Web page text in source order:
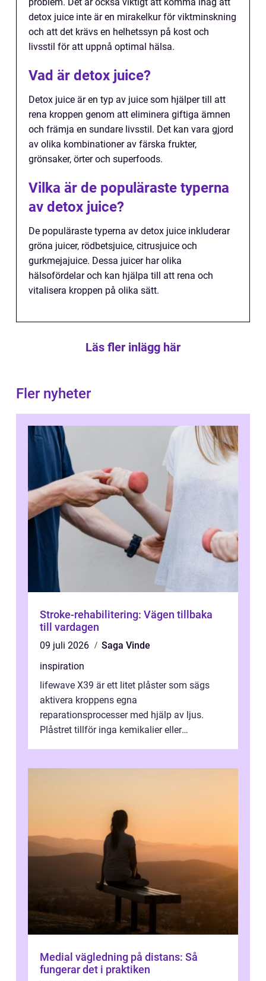
problem. Det är också viktigt att komma ihåg att
detox juice inte är en mirakelkur för viktminskning
och att det krävs en helhetssyn på kost och
livsstil för att uppnå optimal hälsa.
Vad är detox juice?
Detox juice är en typ av juice som hjälper till att
rena kroppen genom att eliminera giftiga ämnen
och främja en sundare livsstil. Det kan vara gjord
av olika kombinationer av färska frukter,
grönsaker, örter och superfoods.
Vilka är de populäraste typerna
av detox juice?
De populäraste typerna av detox juice inkluderar
gröna juicer, rödbetsjuice, citrusjuice och
gurkmejajuice. Dessa juicer har olika
hälsofördelar och kan hjälpa till att rena och
vitalisera kroppen på olika sätt.
Läs fler inlägg här
Fler nyheter
Stroke-rehabilitering: Vägen tillbaka
till vardagen
09 juli 2026
Saga Vinde
inspiration
lifewave X39 är ett litet plåster som sägs
aktivera kroppens egna
reparationsprocesser med hjälp av ljus.
Plåstret tillför inga kemikalier eller
Medial vägledning på distans: Så
fungerar det i praktiken